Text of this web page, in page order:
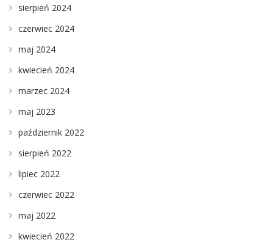
sierpień 2024
czerwiec 2024
maj 2024
kwiecień 2024
marzec 2024
maj 2023
październik 2022
sierpień 2022
lipiec 2022
czerwiec 2022
maj 2022
kwiecień 2022